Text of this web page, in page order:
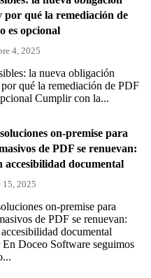
por qué la remediación de
es opcional
4, 2025
la nueva obligación
qué la remediación de PDF
Cumplir con la...
on-premise para
de PDF se renuevan:
accesibilidad documental
15, 2025
on-premise para
de PDF se renuevan:
documental
En Doceo Software seguimos